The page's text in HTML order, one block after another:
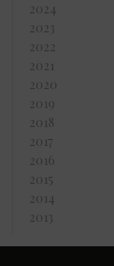
2024
2023
2022
2021
2020
2019
2018
2017
2016
2015
2014
2013